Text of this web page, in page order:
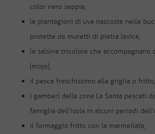
color nero seppia,
le piantagioni di uva nascoste nelle
protette da muretti di pietra lavica,
le salsine tricolore che accompagnano
(mojo),
il pesce freschissimo alla griglia o fritto,
i gamberi della zona La Santa pescati
famiglia dell’isola in alcuni periodi
il formaggio fritto con la marmellata,